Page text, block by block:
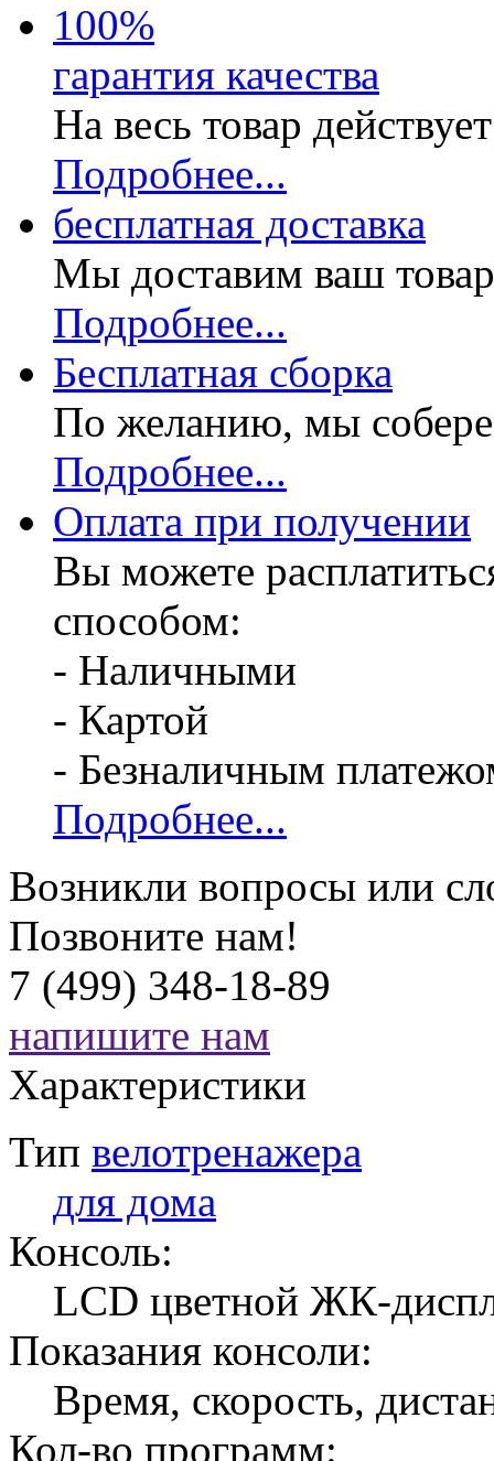
100%
гарантия качества
На весь товар
Подробнее...
бесплатная доставка
Мы доставим ваш
Подробнее...
Бесплатная сборка
По желанию, мы
Подробнее...
Оплата при получении
Вы можете
способом:
- Наличными
- Картой
- Безналичным
Подробнее...
Возникли вопросы или
Позвоните нам!
7 (499) 348-18-89
напишите нам
Характеристики
Тип велотренажера
для дома
Консоль:
LCD цветной ЖК-
Показания консоли:
Время, скорость,
Кол-во программ: